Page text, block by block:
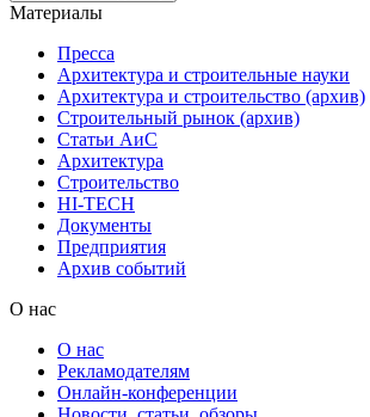
Материалы
Пресса
Архитектура и строительные науки
Архитектура и строительство (архив)
Строительный рынок (архив)
Статьи АиС
Архитектура
Строительство
HI-TECH
Документы
Предприятия
Архив событий
О нас
О нас
Рекламодателям
Онлайн-конференции